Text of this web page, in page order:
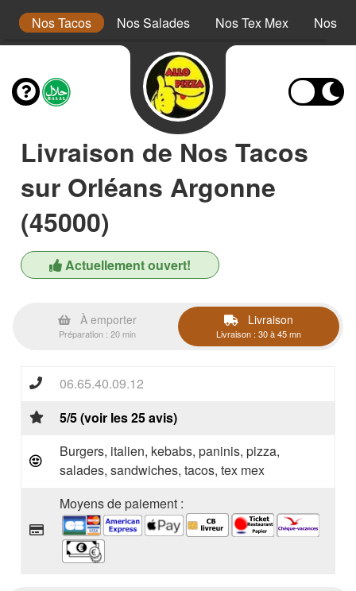
Nos Tacos Nos Salades Nos Tex Mex Nos
Livraison de Nos Tacos
sur Orléans Argonne
(45000)
Actuellement ouvert!
À emporter
Préparation : 20 min
Livraison
Livraison : 30 à 45 mn
06.65.40.09.12
5/5 (voir les 25 avis)
Burgers, italien, kebabs, paninis, pizza,
salades, sandwiches, tacos, tex mex
Moyens de paiement :